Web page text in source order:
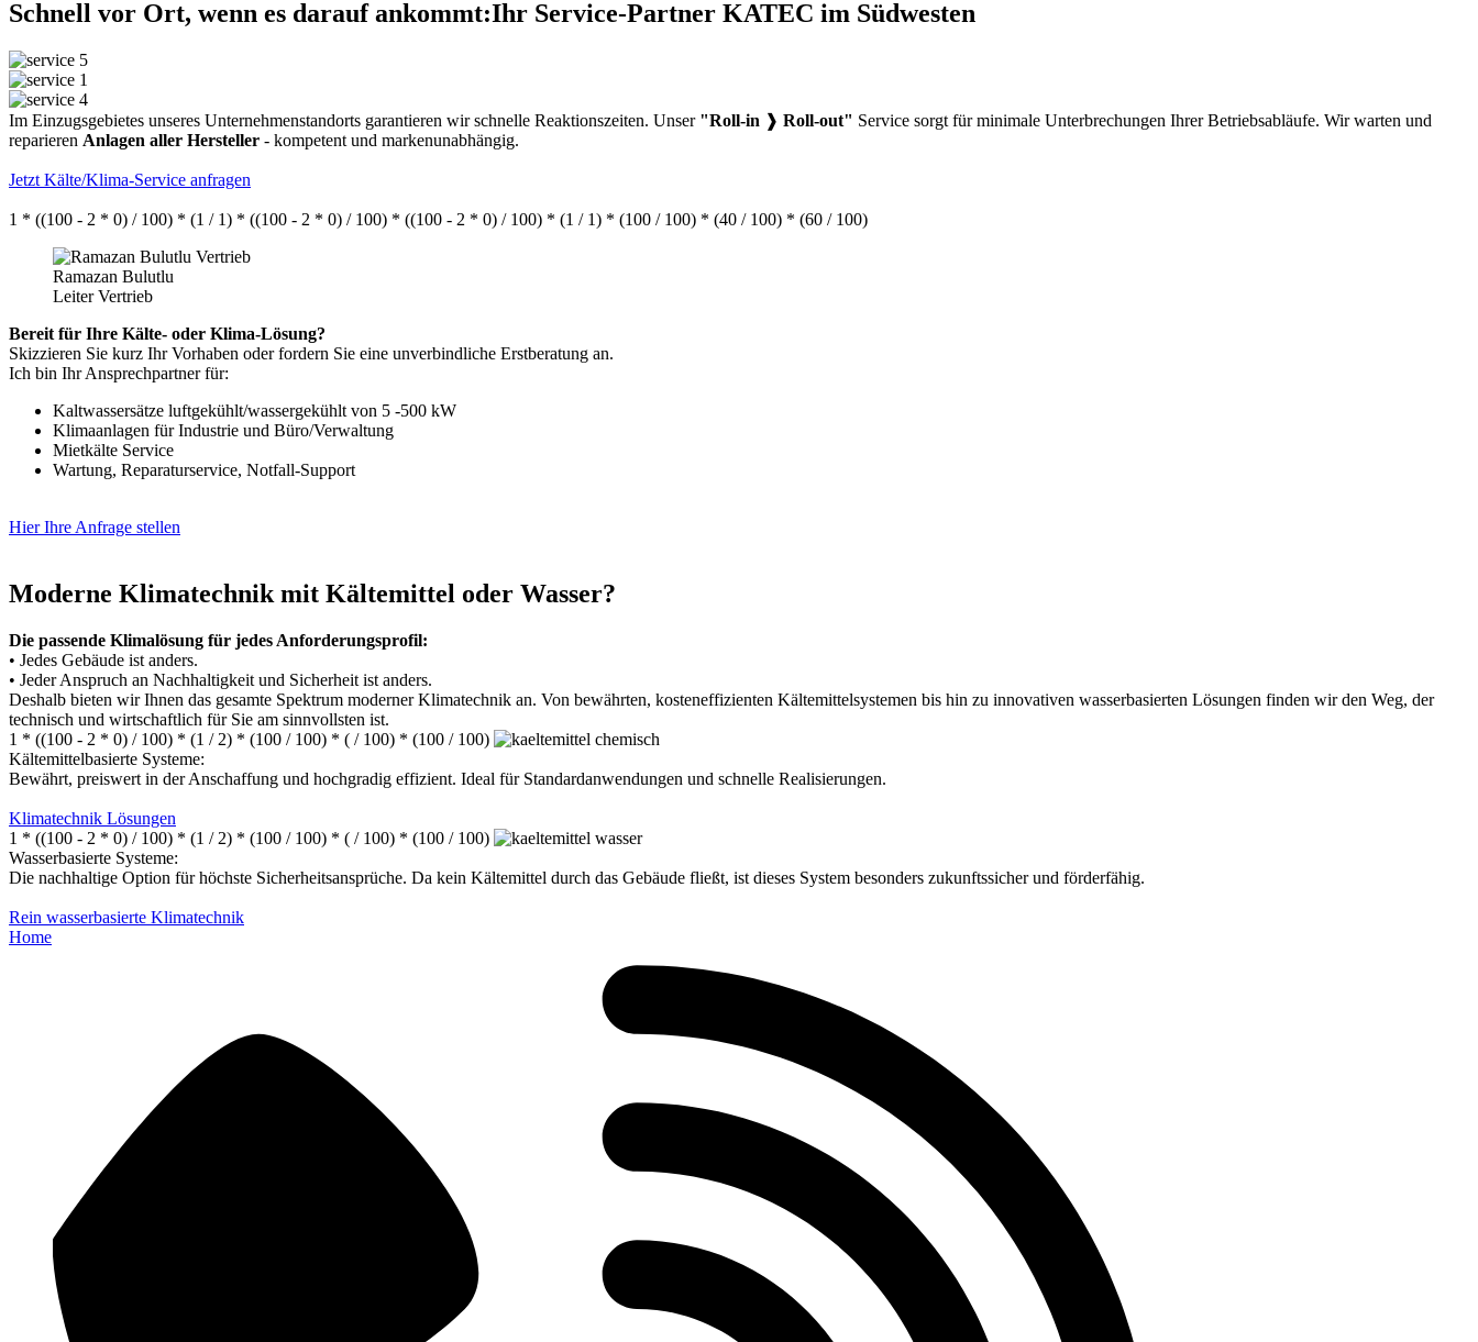
Schnell vor Ort, wenn es darauf ankommt:Ihr Service-Partner KATEC im Südwesten
Im Einzugsgebietes unseres Unternehmenstandorts garantieren wir schnelle Reaktionszeiten. Unser "Roll-in ❱ Roll-out" Service sorgt für minimale Unterbrechungen Ihrer Betriebsabläufe. Wir warten und
reparieren Anlagen aller Hersteller - kompetent und markenunabhängig.
Jetzt Kälte/Klima-Service anfragen
1 * ((100 - 2 * 0) / 100) * (1 / 1) * ((100 - 2 * 0) / 100) * ((100 - 2 * 0) / 100) * (1 / 1) * (100 / 100) * (40 / 100) * (60 / 100)
Ramazan Bulutlu
Leiter Vertrieb
Bereit für Ihre Kälte- oder Klima-Lösung?
Skizzieren Sie kurz Ihr Vorhaben oder fordern Sie eine unverbindliche Erstberatung an.
Ich bin Ihr Ansprechpartner für:
Kaltwassersätze luftgekühlt/wassergekühlt von 5 -500 kW
Klimaanlagen für Industrie und Büro/Verwaltung
Mietkälte Service
Wartung, Reparaturservice, Notfall-Support
Hier Ihre Anfrage stellen
Moderne Klimatechnik mit Kältemittel oder Wasser?
Die passende Klimalösung für jedes Anforderungsprofil:
• Jedes Gebäude ist anders.
• Jeder Anspruch an Nachhaltigkeit und Sicherheit ist anders.
Deshalb bieten wir Ihnen das gesamte Spektrum moderner Klimatechnik an. Von bewährten, kosteneffizienten Kältemittelsystemen bis hin zu innovativen wasserbasierten Lösungen finden wir den Weg, der
technisch und wirtschaftlich für Sie am sinnvollsten ist.
1 * ((100 - 2 * 0) / 100) * (1 / 2) * (100 / 100) * ( / 100) * (100 / 100)
Kältemittelbasierte Systeme:
Bewährt, preiswert in der Anschaffung und hochgradig effizient. Ideal für Standardanwendungen und schnelle Realisierungen.
Klimatechnik Lösungen
1 * ((100 - 2 * 0) / 100) * (1 / 2) * (100 / 100) * ( / 100) * (100 / 100)
Wasserbasierte Systeme:
Die nachhaltige Option für höchste Sicherheitsansprüche. Da kein Kältemittel durch das Gebäude fließt, ist dieses System besonders zukunftssicher und förderfähig.
Rein wasserbasierte Klimatechnik
Home